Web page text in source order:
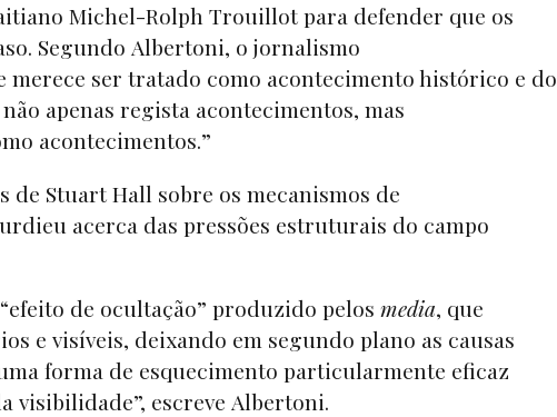
Michel-Rolph Trouillot para defender que os
Segundo Albertoni, o jornalismo
ser tratado como acontecimento histórico e do
apenas regista acontecimentos, mas
acontecimentos.”
de Stuart Hall sobre os mecanismos de
acerca das pressões estruturais do campo
de ocultação” produzido pelos media, que
e visíveis, deixando em segundo plano as causas
forma de esquecimento particularmente eficaz
visibilidade”, escreve Albertoni.